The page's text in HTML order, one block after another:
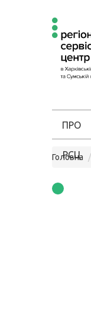
ПРО
РСЦ
Головна